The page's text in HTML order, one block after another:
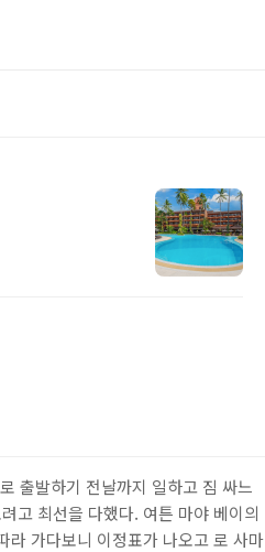
출발하기 전날까지 일하고 짐 싸느
고 최선을 다했다. 여튼 마야 베이의
라 가다보니 이정표가 나오고 로 사마